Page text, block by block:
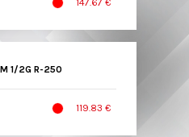
147.67 €
1/2G R-250
119.83 €